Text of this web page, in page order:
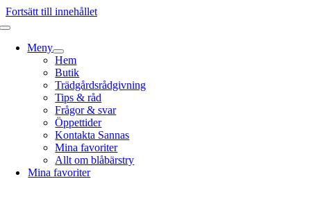
Fortsätt till innehållet
Meny
Hem
Butik
Trädgårdsrådgivning
Tips & råd
Frågor & svar
Öppettider
Kontakta Sannas
Mina favoriter
Allt om blåbärstry
Mina favoriter